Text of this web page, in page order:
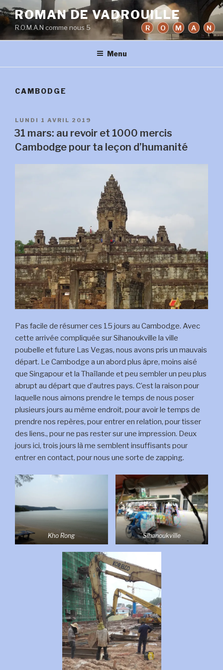
Aller
au
contenu
principal
ROMAN DE VADROUILLE
R.O.M.A.N comme nous 5
Menu
R O M A N
CAMBODGE
PUBLIÉ
LE
LUNDI 1 AVRIL 2019
31 mars: au revoir et 1000 mercis
Cambodge pour ta leçon d’humanité
Pas facile de résumer ces 15 jours au Cambodge. Avec
cette arrivée compliquée sur Sihanoukville la ville
poubelle et future Las Vegas, nous avons pris un mauvais
départ. Le Cambodge a un abord plus âpre, moins aisé
que Singapour et la Thaïlande et peu sembler un peu plus
abrupt au départ que d’autres pays. C’est la raison pour
laquelle nous aimons prendre le temps de nous poser
plusieurs jours au même endroit, pour avoir le temps de
prendre nos repères, pour entrer en relation, pour tisser
des liens., pour ne pas rester sur une impression. Deux
jours ici, trois jours là me semblent insuffisants pour
entrer en contact, pour nous une sorte de zapping.
Kho Rong Sihanoukville